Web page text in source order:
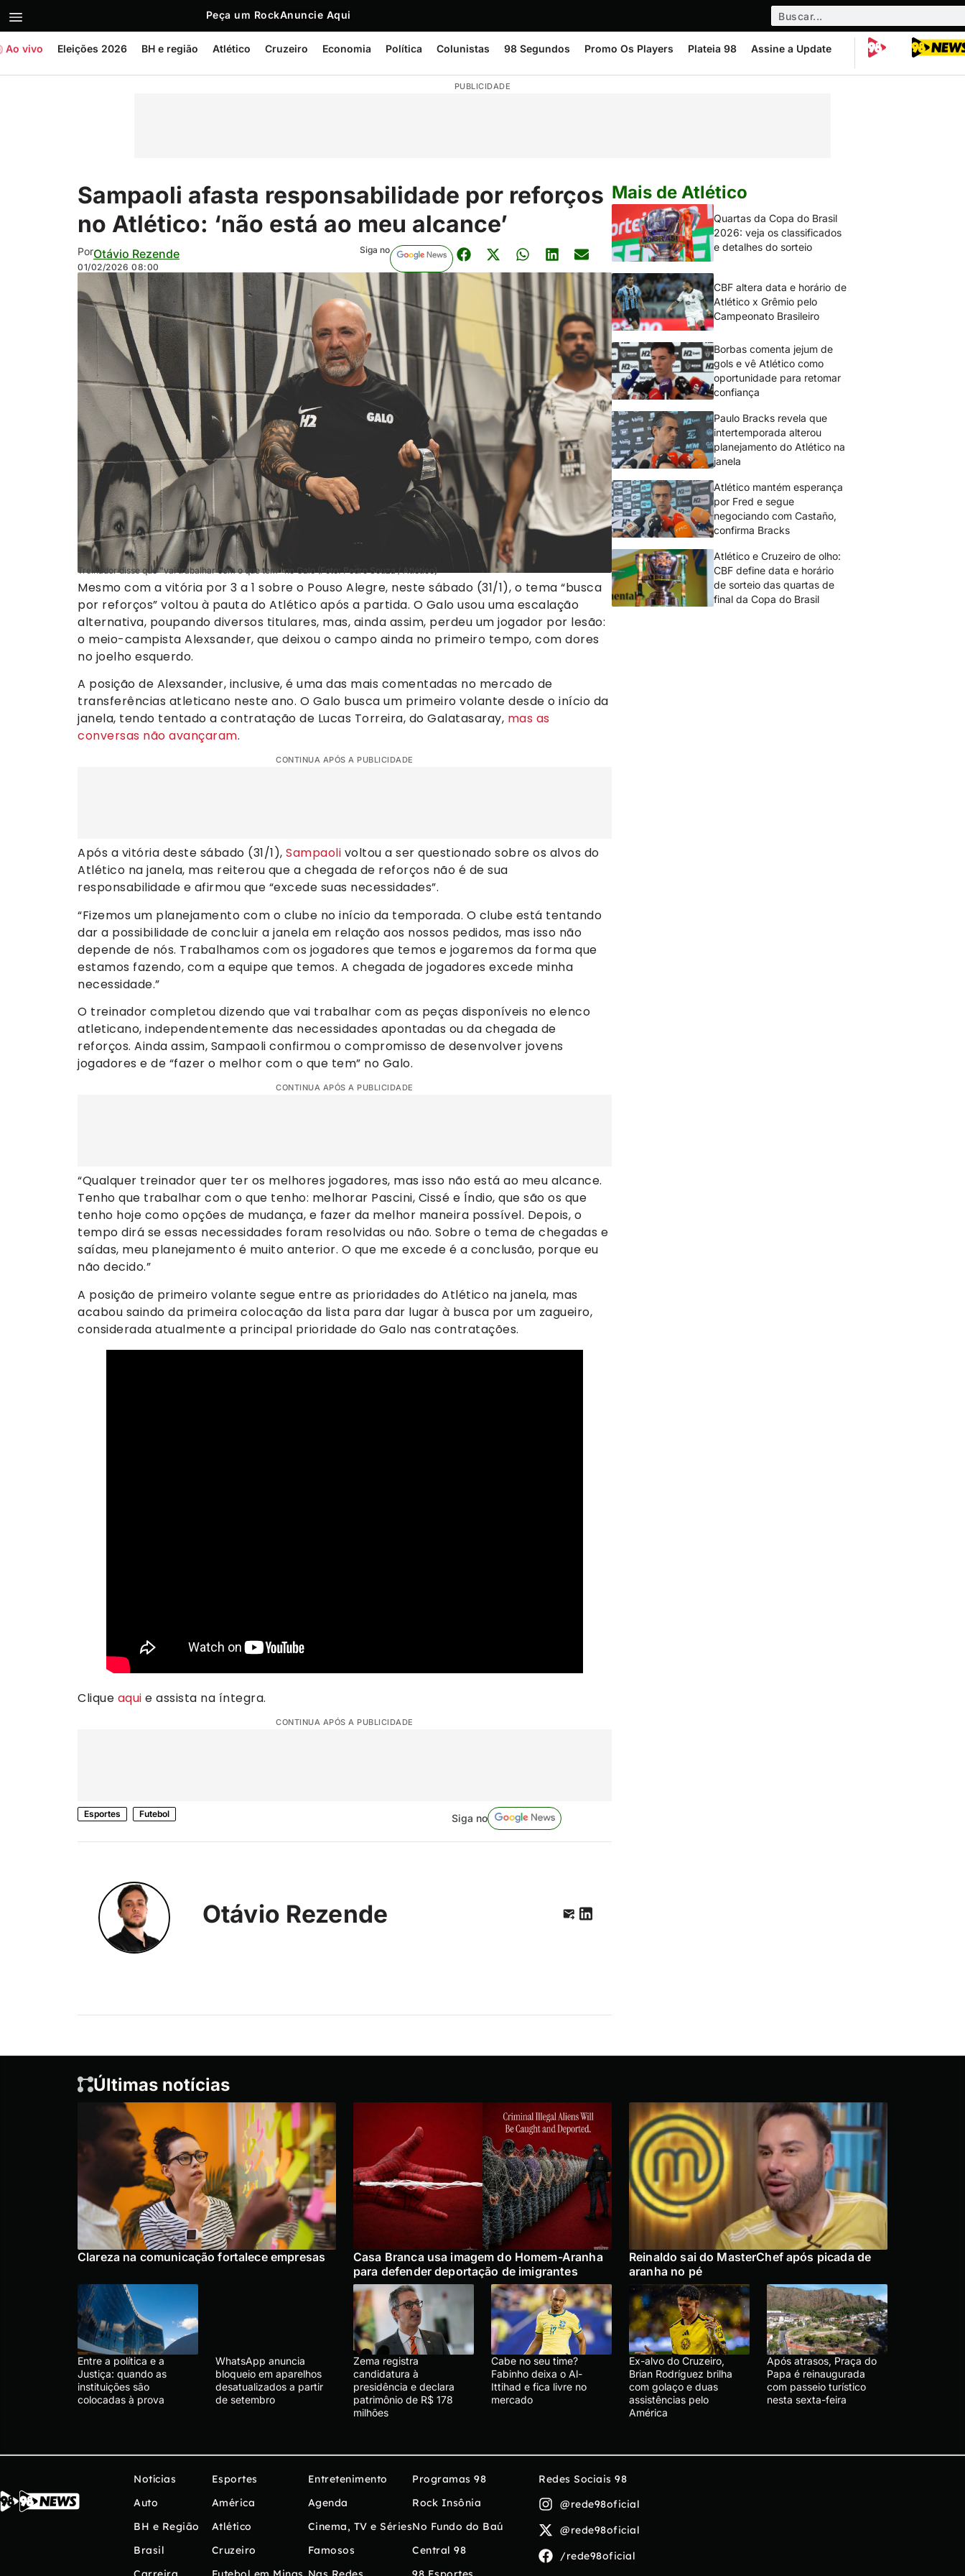
Peça um RockAnuncie Aqui
Ao vivo Eleições 2026 BH e região Atlético Cruzeiro Economia Política Colunistas 98 Segundos Promo Os Players Plateia 98 Assine a Update
PUBLICIDADE
Sampaoli afasta responsabilidade por reforços
no Atlético: ‘não está ao meu alcance’
PorOtávio Rezende
01/02/2026 08:00
Siga no
Treinador disse que "vai trabalhar com o que tem" no Galo (Foto: Pedro Souza / Atlético)
Mesmo com a vitória por 3 a 1 sobre o Pouso Alegre, neste sábado (31/1), o tema “busca
por reforços” voltou à pauta do Atlético após a partida. O Galo usou uma escalação
alternativa, poupando diversos titulares, mas, ainda assim, perdeu um jogador por lesão:
o meio-campista Alexsander, que deixou o campo ainda no primeiro tempo, com dores
no joelho esquerdo.
A posição de Alexsander, inclusive, é uma das mais comentadas no mercado de
transferências atleticano neste ano. O Galo busca um primeiro volante desde o início da
janela, tendo tentado a contratação de Lucas Torreira, do Galatasaray, mas as
conversas não avançaram.
CONTINUA APÓS A PUBLICIDADE
Após a vitória deste sábado (31/1), Sampaoli voltou a ser questionado sobre os alvos do
Atlético na janela, mas reiterou que a chegada de reforços não é de sua
responsabilidade e afirmou que “excede suas necessidades”.
“Fizemos um planejamento com o clube no início da temporada. O clube está tentando
dar a possibilidade de concluir a janela em relação aos nossos pedidos, mas isso não
depende de nós. Trabalhamos com os jogadores que temos e jogaremos da forma que
estamos fazendo, com a equipe que temos. A chegada de jogadores excede minha
necessidade.”
O treinador completou dizendo que vai trabalhar com as peças disponíveis no elenco
atleticano, independentemente das necessidades apontadas ou da chegada de
reforços. Ainda assim, Sampaoli confirmou o compromisso de desenvolver jovens
jogadores e de “fazer o melhor com o que tem” no Galo.
CONTINUA APÓS A PUBLICIDADE
“Qualquer treinador quer ter os melhores jogadores, mas isso não está ao meu alcance.
Tenho que trabalhar com o que tenho: melhorar Pascini, Cissé e Índio, que são os que
tenho hoje como opções de mudança, e fazer da melhor maneira possível. Depois, o
tempo dirá se essas necessidades foram resolvidas ou não. Sobre o tema de chegadas e
saídas, meu planejamento é muito anterior. O que me excede é a conclusão, porque eu
não decido.”
A posição de primeiro volante segue entre as prioridades do Atlético na janela, mas
acabou saindo da primeira colocação da lista para dar lugar à busca por um zagueiro,
considerada atualmente a principal prioridade do Galo nas contratações.
Clique aqui e assista na íntegra.
CONTINUA APÓS A PUBLICIDADE
Esportes Futebol Siga no
Otávio Rezende
Mais de Atlético
Quartas da Copa do Brasil
2026: veja os classificados
e detalhes do sorteio
CBF altera data e horário de
Atlético x Grêmio pelo
Campeonato Brasileiro
Borbas comenta jejum de
gols e vê Atlético como
oportunidade para retomar
confiança
Paulo Bracks revela que
intertemporada alterou
planejamento do Atlético na
janela
Atlético mantém esperança
por Fred e segue
negociando com Castaño,
confirma Bracks
Atlético e Cruzeiro de olho:
CBF define data e horário
de sorteio das quartas de
final da Copa do Brasil
Últimas notícias
Clareza na comunicação fortalece empresas
Casa Branca usa imagem do Homem-Aranha
para defender deportação de imigrantes
Reinaldo sai do MasterChef após picada de
aranha no pé
Entre a política e a
Justiça: quando as
instituições são
colocadas à prova
WhatsApp anuncia
bloqueio em aparelhos
desatualizados a partir
de setembro
Zema registra
candidatura à
presidência e declara
patrimônio de R$ 178
milhões
Cabe no seu time?
Fabinho deixa o Al-
Ittihad e fica livre no
mercado
Ex-alvo do Cruzeiro,
Brian Rodríguez brilha
com golaço e duas
assistências pelo
América
Após atrasos, Praça do
Papa é reinaugurada
com passeio turístico
nesta sexta-feira
Notícias
Auto
BH e Região
Brasil
Esportes
América
Atlético
Cruzeiro
Entretenimento
Agenda
Cinema, TV e Séries
Famosos
Programas 98
Rock Insônia
No Fundo do Baú
Central 98
Redes Sociais 98
@rede98oficial
@rede98oficial
/rede98oficial